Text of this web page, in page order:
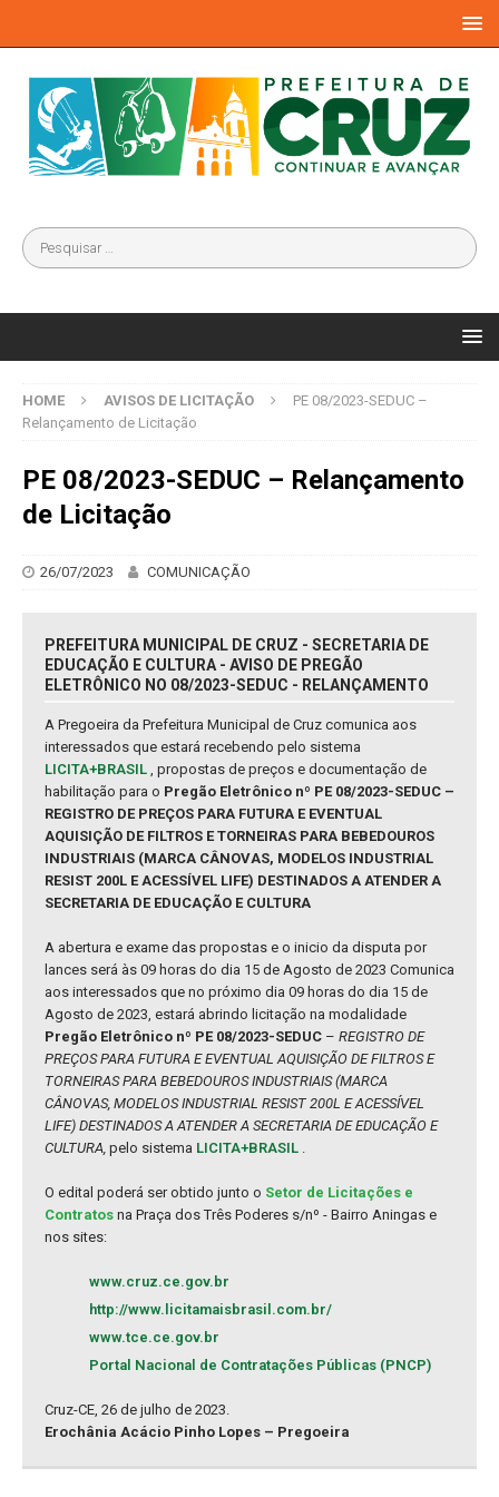
HOME AVISOS DE LICITAÇÃO
PE 08/2023-SEDUC –
Relançamento de Licitação
PE 08/2023-SEDUC – Relançamento
de Licitação
26/07/2023 COMUNICAÇÃO
PREFEITURA MUNICIPAL DE CRUZ - SECRETARIA DE
EDUCAÇÃO E CULTURA - AVISO DE PREGÃO
ELETRÔNICO NO 08/2023-SEDUC - RELANÇAMENTO
A Pregoeira da Prefeitura Municipal de Cruz comunica aos
interessados que estará recebendo pelo sistema
LICITA+BRASIL , propostas de preços e documentação de
habilitação para o Pregão Eletrônico nº PE 08/2023-SEDUC –
REGISTRO DE PREÇOS PARA FUTURA E EVENTUAL
AQUISIÇÃO DE FILTROS E TORNEIRAS PARA BEBEDOUROS
INDUSTRIAIS (MARCA CÂNOVAS, MODELOS INDUSTRIAL
RESIST 200L E ACESSÍVEL LIFE) DESTINADOS A ATENDER A
SECRETARIA DE EDUCAÇÃO E CULTURA
A abertura e exame das propostas e o inicio da disputa por
lances será às 09 horas do dia 15 de Agosto de 2023 Comunica
aos interessados que no próximo dia 09 horas do dia 15 de
Agosto de 2023, estará abrindo licitação na modalidade
Pregão Eletrônico nº PE 08/2023-SEDUC – REGISTRO DE
PREÇOS PARA FUTURA E EVENTUAL AQUISIÇÃO DE FILTROS E
TORNEIRAS PARA BEBEDOUROS INDUSTRIAIS (MARCA
CÂNOVAS, MODELOS INDUSTRIAL RESIST 200L E ACESSÍVEL
LIFE) DESTINADOS A ATENDER A SECRETARIA DE EDUCAÇÃO E
CULTURA, pelo sistema LICITA+BRASIL .
O edital poderá ser obtido junto o Setor de Licitações e
Contratos na Praça dos Três Poderes s/nº - Bairro Aningas e
nos sites:
www.cruz.ce.gov.br
http://www.licitamaisbrasil.com.br/
www.tce.ce.gov.br
Portal Nacional de Contratações Públicas (PNCP)
Cruz-CE, 26 de julho de 2023.
Erochânia Acácio Pinho Lopes – Pregoeira